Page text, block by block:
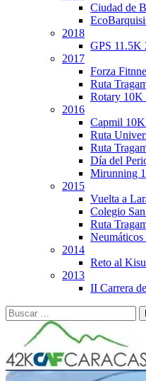
Ciudad de
2018
GPS 11.5K
2017
Forza
Ruta
Rotary 10K
2016
Capmil
Ruta
Ruta
Día del
Mirunning
2015
Vuelta a
Colegio
Ruta
2014
Reto al
2013
II Carrera
Buscar: